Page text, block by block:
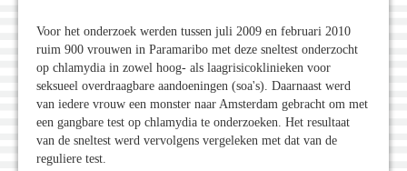
Voor het onderzoek werden tussen juli 2009 en februari 2010
ruim 900 vrouwen in Paramaribo met deze sneltest onderzocht
op chlamydia in zowel hoog- als laagrisicoklinieken voor
seksueel overdraagbare aandoeningen (soa's). Daarnaast werd
van iedere vrouw een monster naar Amsterdam gebracht om met
een gangbare test op chlamydia te onderzoeken. Het resultaat
van de sneltest werd vervolgens vergeleken met dat van de
reguliere test.